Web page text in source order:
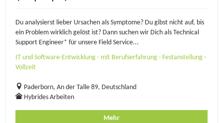
Du analysierst lieber Ursachen als Symptome? Du gibst nicht auf, bis
ein Problem wirklich gelöst ist? Dann suchen wir Dich als Technical
Support Engineer* für unsere Field Service...
IT und Software-Entwicklung - mit Berufserfahrung - Festanstellung -
Vollzeit
Paderborn, An der Talle 89, Deutschland
Hybrides Arbeiten
Mehr